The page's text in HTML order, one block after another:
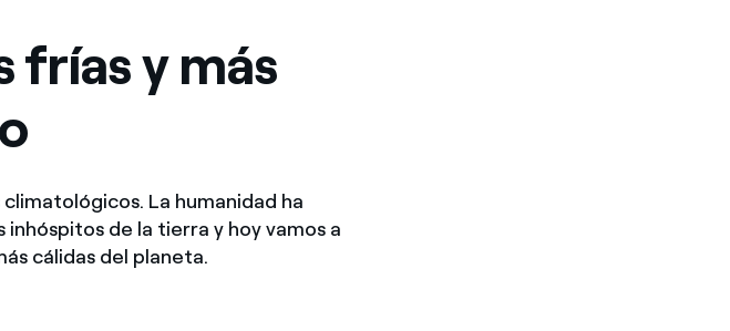
de propietarios?
frías y más
La humanidad ha
de la tierra y hoy vamos a
cálidas del planeta.